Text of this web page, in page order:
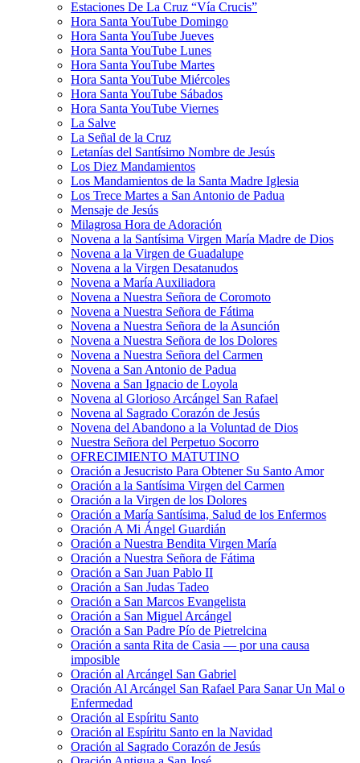
Estaciones De La Cruz “Vía Crucis”
Hora Santa YouTube Domingo
Hora Santa YouTube Jueves
Hora Santa YouTube Lunes
Hora Santa YouTube Martes
Hora Santa YouTube Miércoles
Hora Santa YouTube Sábados
Hora Santa YouTube Viernes
La Salve
La Señal de la Cruz
Letanías del Santísimo Nombre de Jesús
Los Diez Mandamientos
Los Mandamientos de la Santa Madre Iglesia
Los Trece Martes a San Antonio de Padua
Mensaje de Jesús
Milagrosa Hora de Adoración
Novena a la Santísima Virgen María Madre de Dios
Novena a la Virgen de Guadalupe
Novena a la Virgen Desatanudos
Novena a María Auxiliadora
Novena a Nuestra Señora de Coromoto
Novena a Nuestra Señora de Fátima
Novena a Nuestra Señora de la Asunción
Novena a Nuestra Señora de los Dolores
Novena a Nuestra Señora del Carmen
Novena a San Antonio de Padua
Novena a San Ignacio de Loyola
Novena al Glorioso Arcángel San Rafael
Novena al Sagrado Corazón de Jesús
Novena del Abandono a la Voluntad de Dios
Nuestra Señora del Perpetuo Socorro
OFRECIMIENTO MATUTINO
Oración a Jesucristo Para Obtener Su Santo Amor
Oración a la Santísima Virgen del Carmen
Oración a la Virgen de los Dolores
Oración a María Santísima, Salud de los Enfermos
Oración A Mi Ángel Guardián
Oración a Nuestra Bendita Virgen María
Oración a Nuestra Señora de Fátima
Oración a San Juan Pablo II
Oración a San Judas Tadeo
Oración a San Marcos Evangelista
Oración a San Miguel Arcángel
Oración a San Padre Pío de Pietrelcina
Oración a santa Rita de Casia — por una causa
imposible
Oración al Arcángel San Gabriel
Oración Al Arcángel San Rafael Para Sanar Un Mal o
Enfermedad
Oración al Espíritu Santo
Oración al Espíritu Santo en la Navidad
Oración al Sagrado Corazón de Jesús